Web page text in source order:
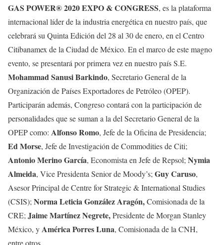
GAS POWER® 2020 EXPO & CONGRESS, es la plataforma
internacional líder de la industria energética en nuestro país, que
celebrará su Quinta Edición del 28 al 30 de enero, en el Centro
Citibanamex de la Ciudad de México. En el marco de este magno
evento, se presentará por primera vez en nuestro país S.E.
Mohammad Sanusi Barkindo, Secretario General de la
Organización de Países Exportadores de Petróleo (OPEP).
Participarán además, Congreso contará con la participación de
personalidades que se suman a la del Secretario General de la
OPEP como: Alfonso Romo, Jefe de la Oficina de Presidencia;
Ed Morse, Jefe de Investigación de Commodities de Citi;
Antonio Merino García, Economista en Jefe de Repsol; Nymia
Almeida, Vice Presidenta Senior de Moody’s; Guy Caruso,
Asesor Principal de Centre for Strategic & International Studies
(CSIS); Norma Leticia González Aragón,Comisionada de la
CRE; Jaime Martínez Negrete,Presidente de Morgan Stanley
México, yAmérica Porres Luna, Comisionada de la CNH,
entre otros.